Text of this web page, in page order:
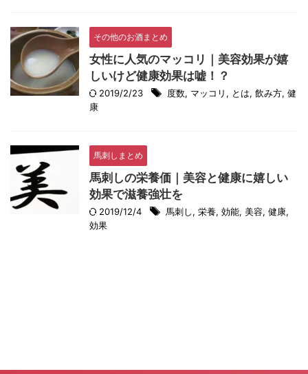
その他のお酒まとめ
女性に人気のマッコリ｜美容効果が嬉
しいけど健康効果は嘘！？
2019/2/23 度数, マッコリ , とは, 飲み方, 健
康
馬刺しまとめ
馬刺しの栄養価｜美容と健康に嬉しい
効果で滋養強壮を
2019/12/4 馬刺し, 栄養, 効能, 美容, 健康,
効果